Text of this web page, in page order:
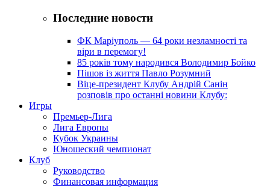
Последние новости
ФК Маріуполь — 64 роки незламності та
віри в перемогу!
85 років тому народився Володимир Бойко
Пішов із життя Павло Розумний
Віце-президент Клубу Андрій Санін
розповів про останні новини Клубу:
Игры
Премьер-Лига
Лига Европы
Кубок Украины
Юношеский чемпионат
Клуб
Руководство
Финансовая информация